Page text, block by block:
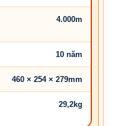
4.000m
10 năm
460 × 254 × 279mm
29,2kg